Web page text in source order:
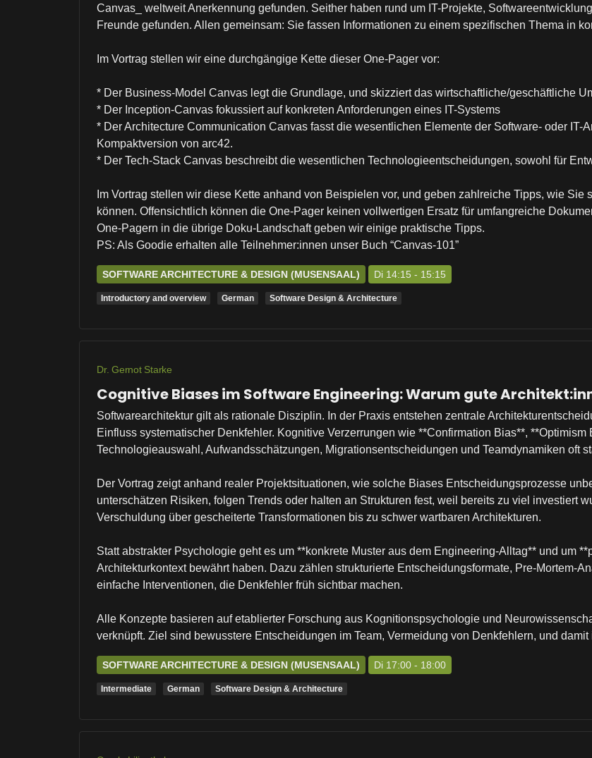
Canvas_ weltweit Anerkennung gefunden. Seither haben rund um IT-Projekte,
Freunde gefunden. Allen gemeinsam: Sie fassen Informationen zu einem spezifischen Thema in
Im Vortrag stellen wir eine durchgängige Kette dieser One-Pager vor:
* Der Business-Model Canvas legt die Grundlage, und skizziert das wirtschaftliche/geschäftliche
* Der Inception-Canvas fokussiert auf konkreten Anforderungen eines IT-Systems
* Der Architecture Communication Canvas fasst die wesentlichen Elemente der Software- oder IT-
Kompaktversion von arc42.
* Der Tech-Stack Canvas beschreibt die wesentlichen Technologieentscheidungen, sowohl für
Im Vortrag stellen wir diese Kette anhand von Beispielen vor, und geben zahlreiche Tipps, wie Sie
können. Offensichtlich können die One-Pager keinen vollwertigen Ersatz für umfangreiche
One-Pagern in die übrige Doku-Landschaft geben wir einige praktische Tipps.
PS: Als Goodie erhalten alle Teilnehmer:innen unser Buch “Canvas-101”
SOFTWARE ARCHITECTURE & DESIGN (MUSENSAAL) Di 14:15 - 15:15
Introductory and overview German Software Design & Architecture
Dr. Gernot Starke
Cognitive Biases im Software Engineering: Warum gute
Softwarearchitektur gilt als rationale Disziplin. In der Praxis entstehen zentrale
Einfluss systematischer Denkfehler. Kognitive Verzerrungen wie **Confirmation Bias**,
Technologieauswahl, Aufwandsschätzungen, Migrationsentscheidungen und Teamdynamiken oft
Der Vortrag zeigt anhand realer Projektsituationen, wie solche Biases Entscheidungsprozesse
unterschätzen Risiken, folgen Trends oder halten an Strukturen fest, weil bereits zu viel investiert
Verschuldung über gescheiterte Transformationen bis zu schwer wartbaren Architekturen.
Statt abstrakter Psychologie geht es um **konkrete Muster aus dem Engineering-Alltag** und um
Architekturkontext bewährt haben. Dazu zählen strukturierte Entscheidungsformate, Pre-Mortem-
einfache Interventionen, die Denkfehler früh sichtbar machen.
Alle Konzepte basieren auf etablierter Forschung aus Kognitionspsychologie und
verknüpft. Ziel sind bewusstere Entscheidungen im Team, Vermeidung von Denkfehlern, und
SOFTWARE ARCHITECTURE & DESIGN (MUSENSAAL) Di 17:00 - 18:00
Intermediate German Software Design & Architecture